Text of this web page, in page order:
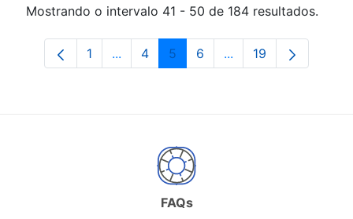
Mostrando o intervalo 41 - 50 de 184 resultados.
Páxina
1 ...Páxinas intermedias Use pestaña para
Páxina
4 Páxina
5 Páxina
6 ...Páxinas intermedias
Páxina
19
FAQs